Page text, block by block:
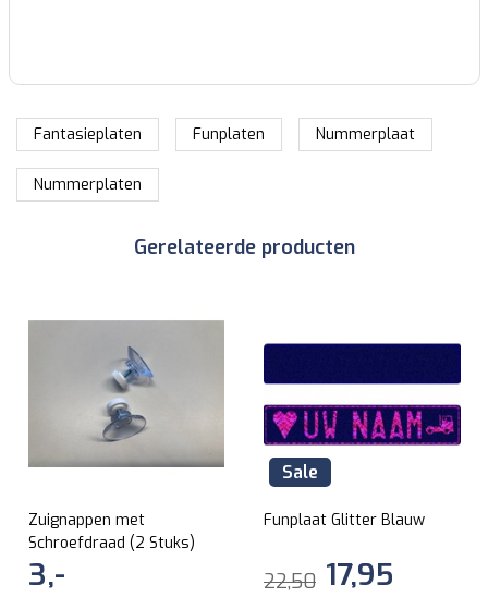
Fantasieplaten Funplaten Nummerplaat
Nummerplaten
Gerelateerde producten
Zuignappen met
Schroefdraad (2 Stuks)
3,-
Sale
Funplaat Glitter Blauw
22,50 17,95